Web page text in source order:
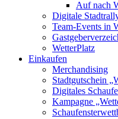
Auf nach
Digitale
Team-Events in
WetterPlatz
Einkaufen
Merchandising
Stadtgutschein
Digitales
Kampagne